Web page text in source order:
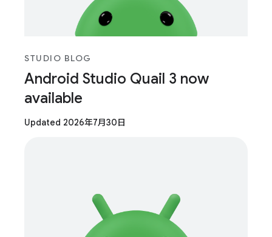
STUDIO BLOG
Android Studio Quail 3 now
available
Updated 2026年7月30日